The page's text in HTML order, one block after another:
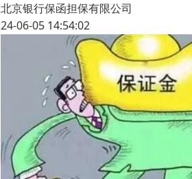
北京银行保函担保有限公司
24-06-05 14:54:02